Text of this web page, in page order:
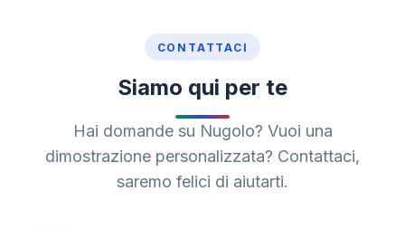
CONTATTACI
Siamo qui per te
Hai domande su Nugolo? Vuoi una
dimostrazione personalizzata? Contattaci,
saremo felici di aiutarti.